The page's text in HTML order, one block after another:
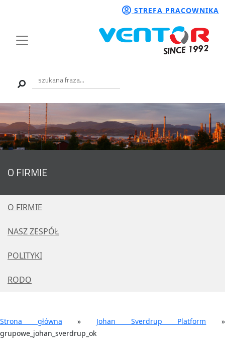
STREFA PRACOWNIKA
O FIRMIE
O FIRMIE
NASZ ZESPÓŁ
POLITYKI
RODO
Strona główna » Johan Sverdrup Platform »
grupowe_johan_sverdrup_ok